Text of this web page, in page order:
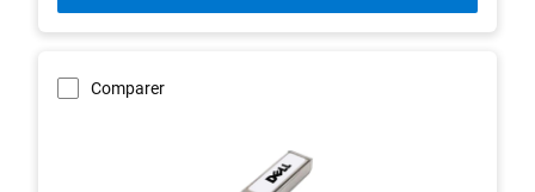
Comparer